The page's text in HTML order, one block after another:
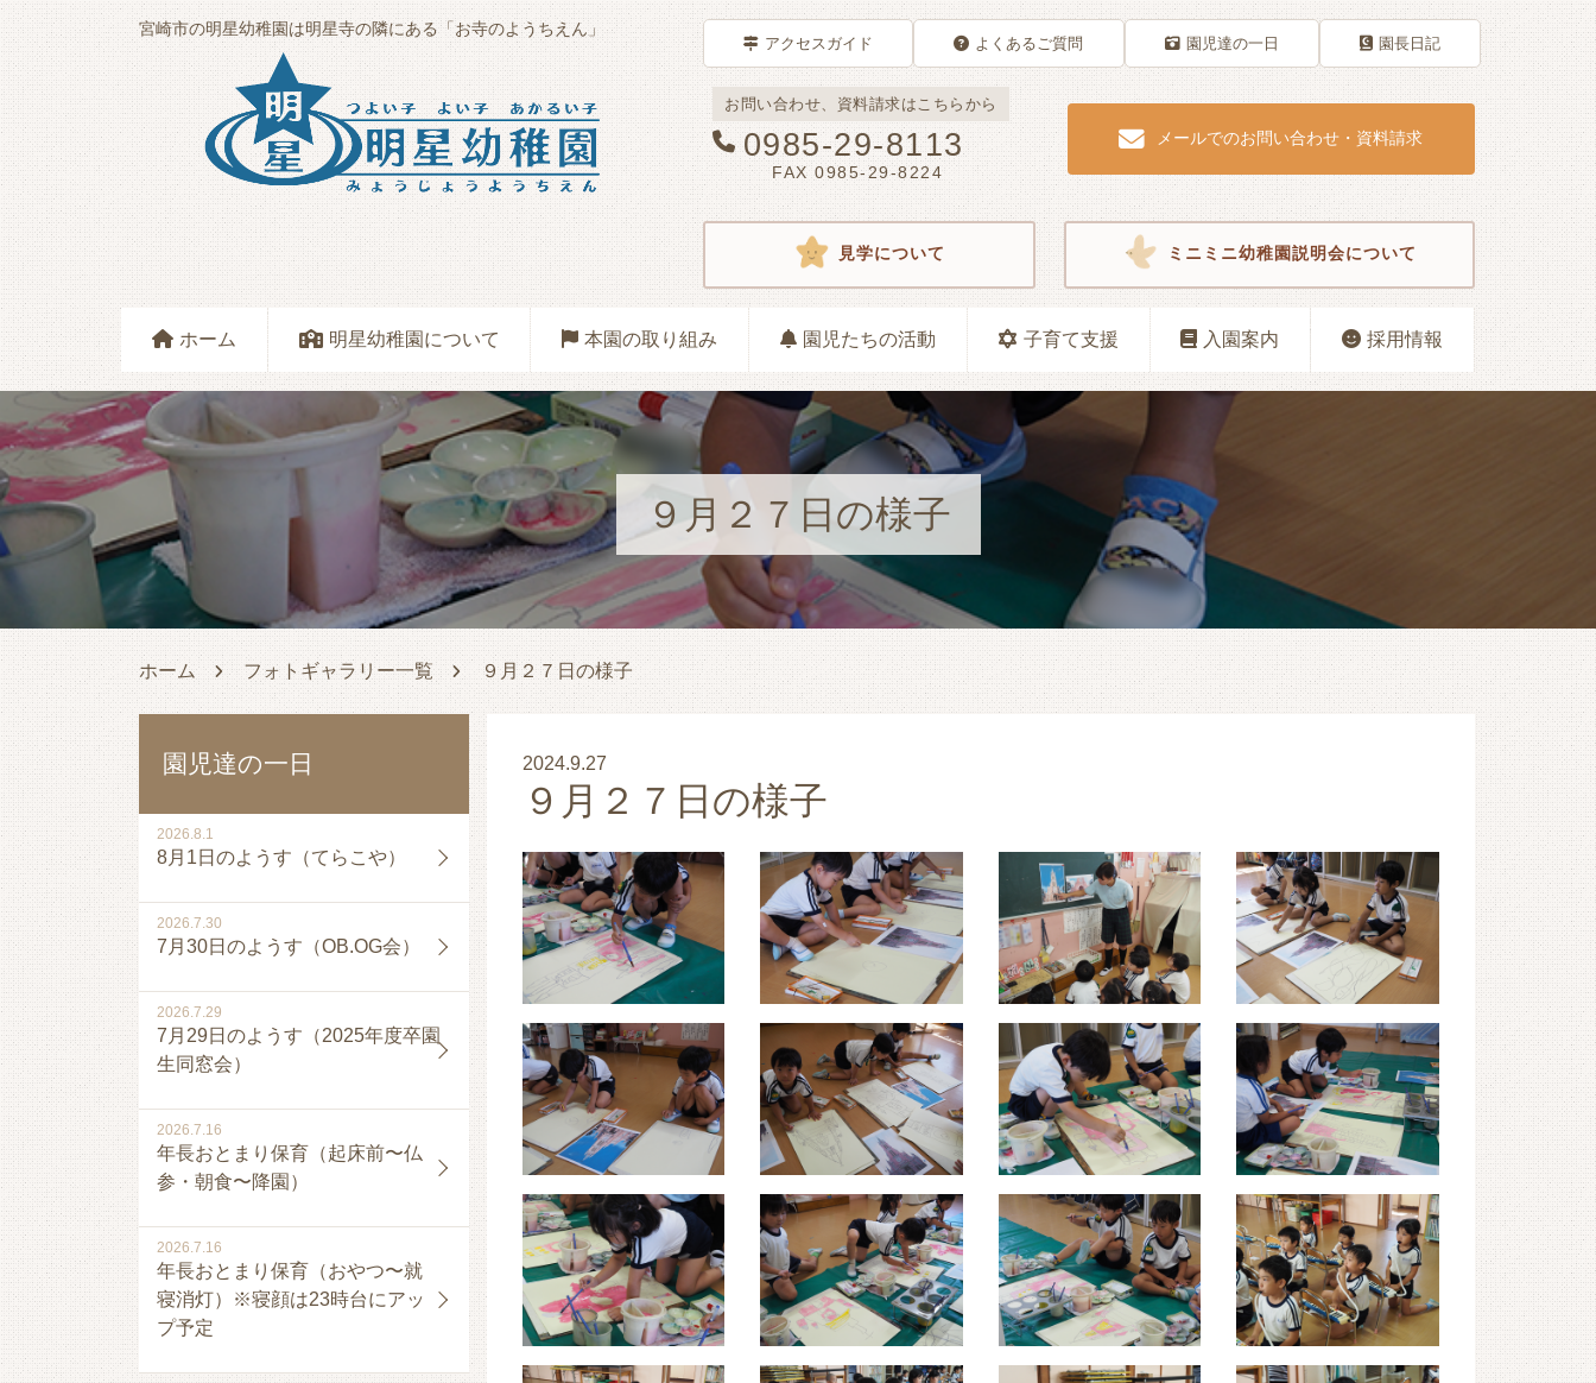
宮崎市の明星幼稚園は明星寺の隣にある「お寺のようちえん」
アクセスガイド よくあるご質問 園児達の一日 園長日記
お問い合わせ、資料請求はこちらから
0985-29-8113
FAX 0985-29-8224
メールでのお問い合わせ・資料請求
見学について ミニミニ幼稚園説明会について
ホーム 明星幼稚園について 本園の取り組み 園児たちの活動 子育て支援 入園案内 採用情報
９月２７日の様子
ホーム フォトギャラリー一覧 ９月２７日の様子
園児達の一日
8月1日のようす（てらこや）
2026.8.1
7月30日のようす（OB.OG会）
2026.7.30
7月29日のようす（2025年度卒園
生同窓会）
2026.7.29
年長おとまり保育（起床前〜仏
参・朝食〜降園）
2026.7.16
年長おとまり保育（おやつ〜就
寝消灯）※寝顔は23時台にアッ
プ予定
2026.7.16
2024.9.27
９月２７日の様子